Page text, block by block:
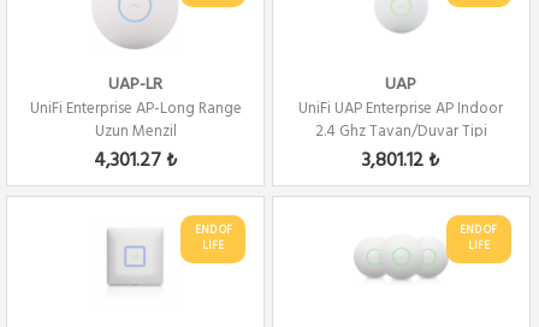
UAP-LR
UniFi Enterprise AP-Long Range
Uzun Menzil
4,301.27 ₺
UAP
UniFi UAP Enterprise AP Indoor
2.4 Ghz Tavan/Duvar Tipi
3,801.12 ₺
END OF
LIFE
END OF
LIFE